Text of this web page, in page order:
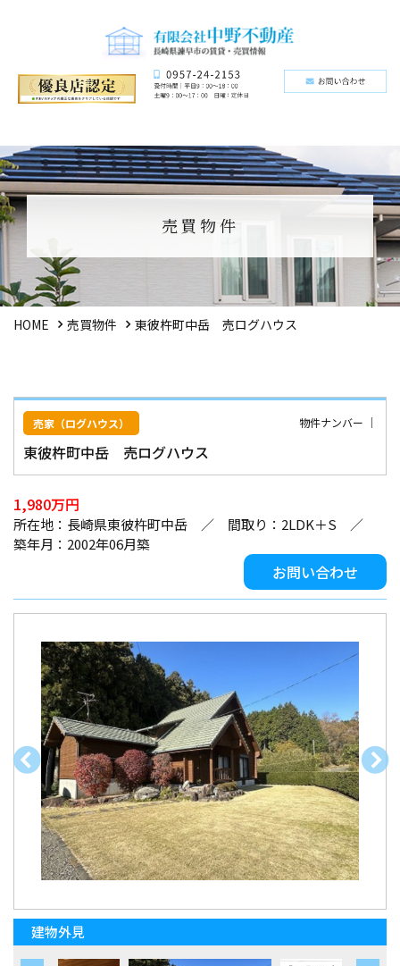
売買物件
HOME 売買物件 東彼杵町中岳 売ログハウス
売家（ログハウス）
東彼杵町中岳 売ログハウス
物件ナンバー ｜
1,980万円
所在地：長崎県東彼杵町中岳 ／ 間取り：2LDK＋S ／
築年月：2002年06月築
お問い合わせ
建物外見